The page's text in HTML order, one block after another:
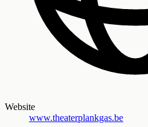
Website
www.theaterplankgas.be